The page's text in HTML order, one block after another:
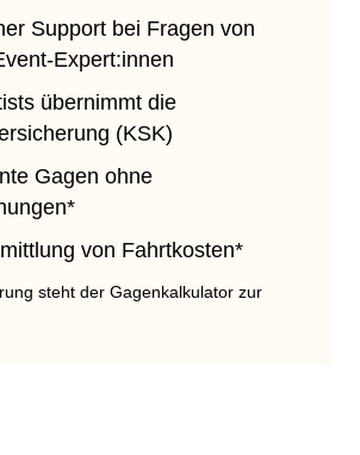
Support bei Fragen von
Expert:innen
übernimmt die
(KSK)
Gagen ohne
von Fahrtkosten*
steht der Gagenkalkulator zur